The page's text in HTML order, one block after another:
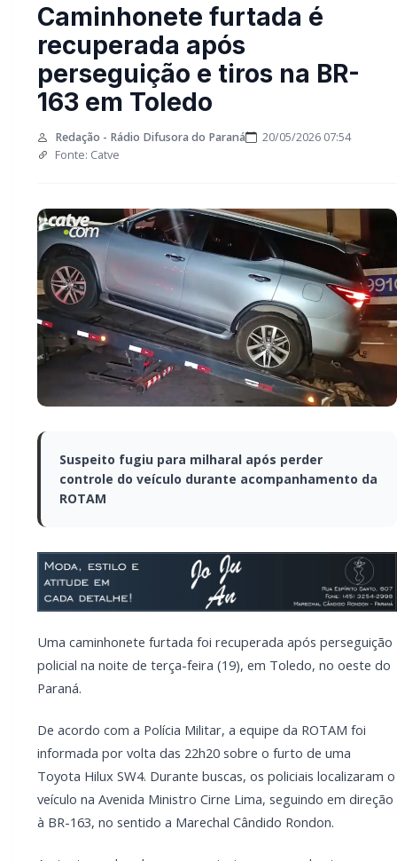
Caminhonete furtada é
recuperada após
perseguição e tiros na BR-
163 em Toledo
Redação - Rádio Difusora do Paraná
20/05/2026 07:54
Fonte: Catve
Suspeito fugiu para milharal após perder
controle do veículo durante acompanhamento da
ROTAM
Uma caminhonete furtada foi recuperada após perseguição
policial na noite de terça-feira (19), em Toledo, no oeste do
Paraná.
De acordo com a Polícia Militar, a equipe da ROTAM foi
informada por volta das 22h20 sobre o furto de uma
Toyota Hilux SW4. Durante buscas, os policiais localizaram o
veículo na Avenida Ministro Cirne Lima, seguindo em direção
à BR-163, no sentido a Marechal Cândido Rondon.